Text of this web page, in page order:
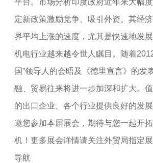
平台。市场分析印度政府近年来大幅
定新政策激励竞争、吸引外资。其经
界平均上涨的速度，尤其是快速地发展
机电行业越来越令世人瞩目。随着
国”领导人的会晤及《德里宣言》的发
融、贸易往来将进一步加深和扩大。
的出口企业、各个行业提供良好的发
邀您参加本届展会，期待与您一起开
机！更多展会详情请关注外贸局指定
导航